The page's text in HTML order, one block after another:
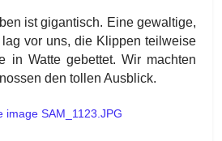
ist gigantisch. Eine gewaltige,
vor uns, die Klippen teilweise
in Watte gebettet. Wir machten
den tollen Ausblick.